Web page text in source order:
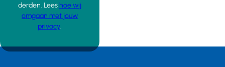
derden. Lees hoe wij
omgaan met jouw
privacy.